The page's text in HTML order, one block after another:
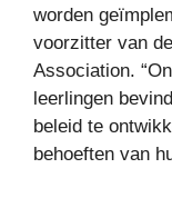
worden
voorzitter van
Association.
leerlingen
beleid te
behoeften van